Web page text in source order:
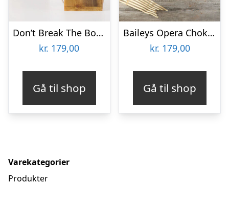
Don’t Break The Bottle
kr. 179,00
Gå til shop
Baileys Opera Chokoladeæske
kr. 179,00
Gå til shop
Varekategorier
Produkter